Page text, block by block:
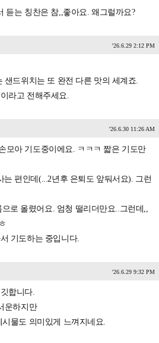
듣는 칭찬은 참,,좋아요. 왜그럴까요?
'26.6.29 2:12 PM
샌드위치는 또 완전 다른 맛의 세계죠.
라고 전해주세요.
'26.6.30 11:26 AM
모아 기도중이에요. ㅋㅋㅋ 짧은 기도만
는 편인데(...2년후 은퇴도 앞둬서요). 그런
로 올렸어요. 엄청 떨리더만요..그런데,,
기도하는 중입니다.
'26.6.29 9:32 PM
합니다.
운하지만
물도 의미있게 느껴지네요.